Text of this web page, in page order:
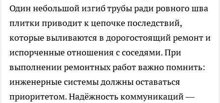
Один небольшой изгиб трубы ради ровного шва
плитки приводит к цепочке последствий,
которые выливаются в дорогостоящий ремонт и
испорченные отношения с соседями. При
выполнении ремонтных работ важно помнить:
инженерные системы должны оставаться
приоритетом. Надёжность коммуникаций —